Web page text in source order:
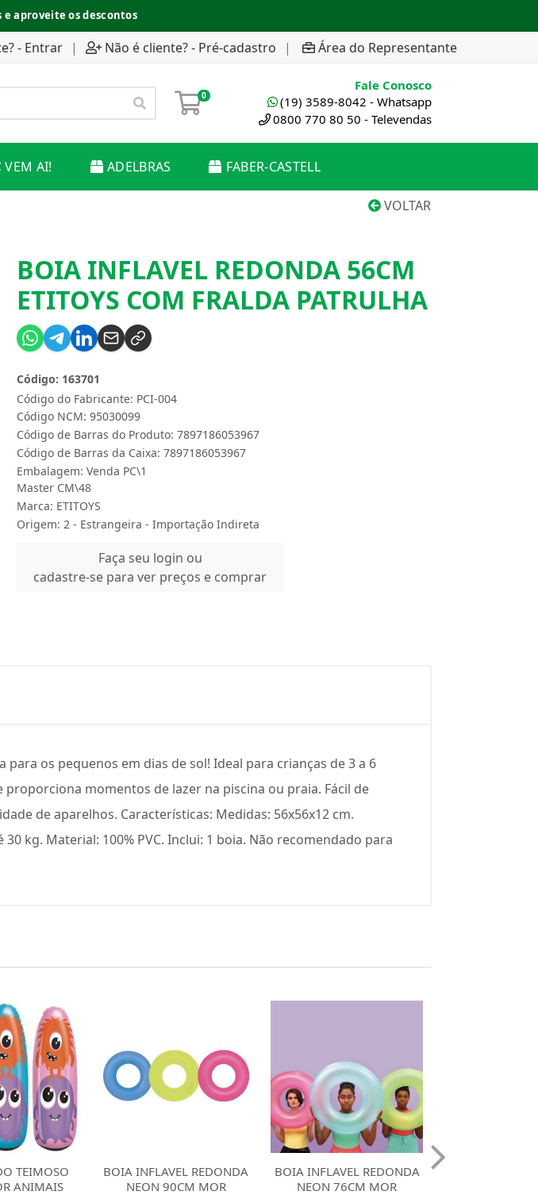
e aproveite os descontos
- Entrar | Não é cliente? - Pré-cadastro | Área do Representante
0
Fale Conosco
(19) 3589-8042 - Whatsapp
0800 770 80 50 - Televendas
VEM AI! ADELBRAS FABER-CASTELL
VOLTAR
BOIA INFLAVEL REDONDA 56CM
ETITOYS COM FRALDA PATRULHA
Código do Fabricante: PCI-004
Código: 163701
Código NCM: 95030099
Código de Barras do Produto: 7897186053967
Código de Barras da Caixa: 7897186053967
Embalagem: Venda PC\1
Master CM\48
Marca: ETITOYS
Origem: 2 - Estrangeira - Importação Indireta
Faça seu login ou
cadastre-se para ver preços e comprar
os pequenos em dias de sol! Ideal para crianças de 3 a 6
momentos de lazer na piscina ou praia. Fácil de
de aparelhos. Características: Medidas: 56x56x12 cm.
kg. Material: 100% PVC. Inclui: 1 boia. Não recomendado para
REDONDA
MOR
BOIA INFLAVEL REDONDA
NEON 76CM MOR
BOIA INFLAVEL REDONDA
BICHINHOS MOR